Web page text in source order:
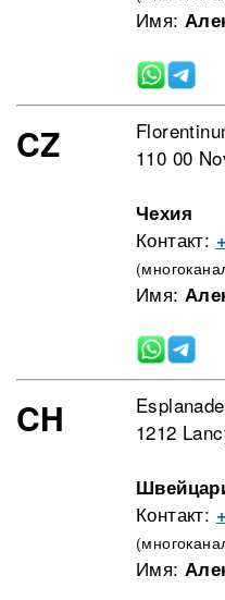
Имя:
CZ
110 00
Чехия
Контакт:
Имя:
CH
1212
Контакт:
Имя: